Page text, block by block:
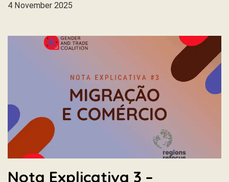
4 November 2025
Nota Explicativa 3 –